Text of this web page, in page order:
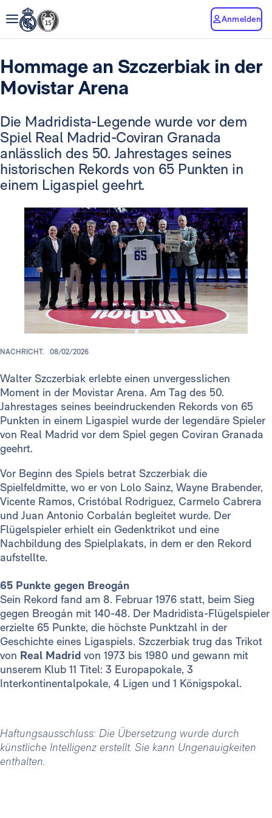
Anmelden
Hommage an Szczerbiak in der
Movistar Arena
Die Madridista-Legende wurde vor dem
Spiel Real Madrid-Coviran Granada
anlässlich des 50. Jahrestages seines
historischen Rekords von 65 Punkten in
einem Ligaspiel geehrt.
NACHRICHT. 08/02/2026
Walter Szczerbiak erlebte einen unvergesslichen
Moment in der Movistar Arena. Am Tag des 50.
Jahrestages seines beeindruckenden Rekords von 65
Punkten in einem Ligaspiel wurde der legendäre Spieler
von Real Madrid vor dem Spiel gegen Coviran Granada
geehrt.
Vor Beginn des Spiels betrat Szczerbiak die
Spielfeldmitte, wo er von Lolo Sainz, Wayne Brabender,
Vicente Ramos, Cristóbal Rodriguez, Carmelo Cabrera
und Juan Antonio Corbalán begleitet wurde. Der
Flügelspieler erhielt ein Gedenktrikot und eine
Nachbildung des Spielplakats, in dem er den Rekord
aufstellte.
65 Punkte gegen Breogán
Sein Rekord fand am 8. Februar 1976 statt, beim Sieg
gegen Breogán mit 140-48. Der Madridista-Flügelspieler
erzielte 65 Punkte, die höchste Punktzahl in der
Geschichte eines Ligaspiels. Szczerbiak trug das Trikot
von Real Madrid von 1973 bis 1980 und gewann mit
unserem Klub 11 Titel: 3 Europapokale, 3
Interkontinentalpokale, 4 Ligen und 1 Königspokal.
Haftungsausschluss: Die Übersetzung wurde durch
künstliche Intelligenz erstellt. Sie kann Ungenauigkeiten
enthalten.